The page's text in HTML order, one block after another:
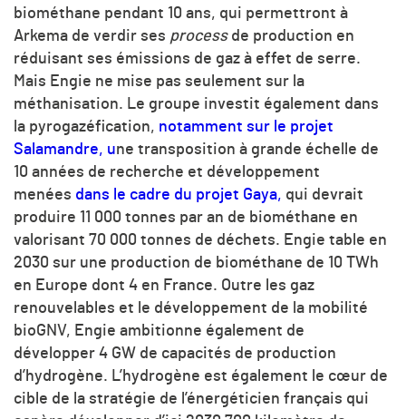
biométhane pendant 10 ans, qui permettront à
Arkema de verdir ses processde production en
réduisant ses émissions de gaz à effet de serre.
Mais Engie ne mise pas seulement sur la
méthanisation. Le groupe investit également dans
la pyrogazéfication, notamment sur le projet
Salamandre, une transposition à grande échelle de
10 années de recherche et développement
menées dans le cadre du projet Gaya, qui devrait
produire 11 000 tonnes par an de biométhane en
valorisant 70 000 tonnes de déchets. Engie table en
2030 sur une production de biométhane de 10 TWh
en Europe dont 4 en France. Outre les gaz
renouvelables et le développement de la mobilité
bioGNV, Engie ambitionne également de
développer 4 GW de capacités de production
d’hydrogène. L’hydrogène est également le cœur de
cible de la stratégie de l’énergéticien français qui